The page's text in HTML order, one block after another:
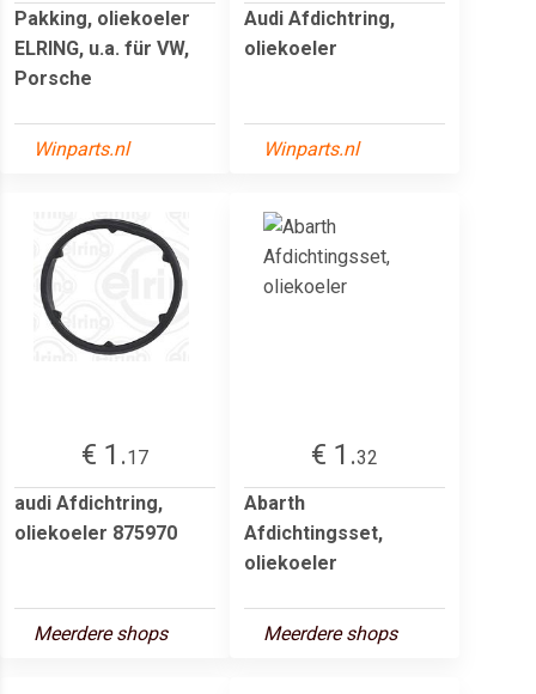
Pakking, oliekoeler
ELRING, u.a. für VW,
Porsche
Winparts.nl
Audi Afdichtring,
oliekoeler
Winparts.nl
€ 1.17
audi Afdichtring,
oliekoeler 875970
Meerdere shops
€ 1.32
Abarth
Afdichtingsset,
oliekoeler
Meerdere shops